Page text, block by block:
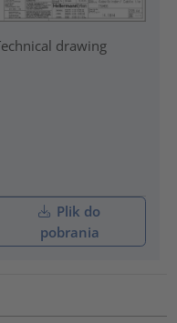
drawing
Plik do
pobrania